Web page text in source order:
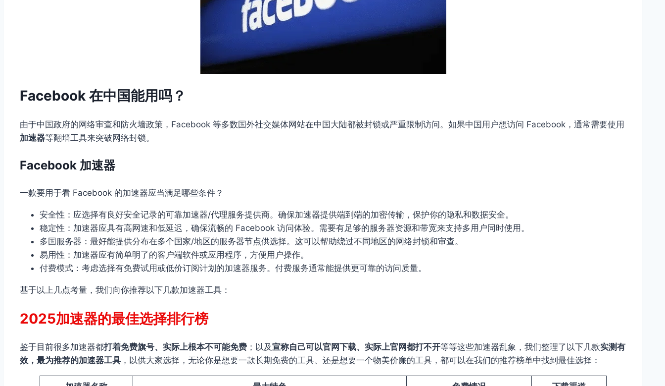
Facebook 在中国能用吗？
由于中国政府的网络审查和防火墙政策，Facebook 等多数国外社交媒体网站在中国大陆都被封锁或严重限制访问。如果中国用户想访问 Facebook，通常需要使用
加速器等翻墙工具来突破网络封锁。
Facebook 加速器
一款要用于看 Facebook 的加速器应当满足哪些条件？
安全性：应选择有良好安全记录的可靠加速器/代理服务提供商。确保加速器提供端到端的加密传输，保护你的隐私和数据安全。
稳定性：加速器应具有高网速和低延迟，确保流畅的 Facebook 访问体验。需要有足够的服务器资源和带宽来支持多用户同时使用。
多国服务器：最好能提供分布在多个国家/地区的服务器节点供选择。这可以帮助绕过不同地区的网络封锁和审查。
易用性：加速器应有简单明了的客户端软件或应用程序，方便用户操作。
付费模式：考虑选择有免费试用或低价订阅计划的加速器服务。付费服务通常能提供更可靠的访问质量。
基于以上几点考量，我们向你推荐以下几款加速器工具：
2025加速器的最佳选择排行榜
鉴于目前很多加速器都打着免费旗号、实际上根本不可能免费 ；以及宣称自己可以官网下载、实际上官网都打不开等等这些加速器乱象，我们整理了以下几款实测有
效，最为推荐的加速器工具 ，以供大家选择，无论你是想要一款长期免费的工具、还是想要一个物美价廉的工具，都可以在我们的推荐榜单中找到最佳选择：